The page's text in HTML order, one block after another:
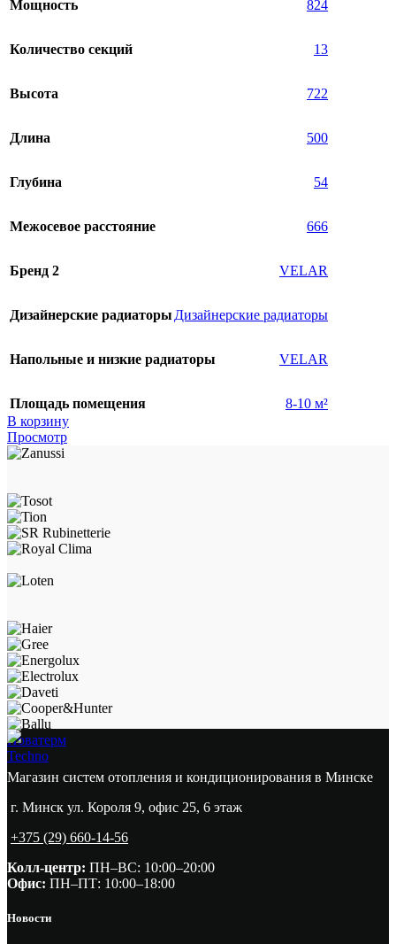
Мощность 824
Количество секций 13
Высота 722
Длина 500
Глубина 54
Межосевое расстояние 666
Бренд 2 VELAR
Дизайнерские радиаторы Дизайнерские радиаторы
Напольные и низкие радиаторы VELAR
Площадь помещения
8-10 м²
В корзину
Просмотр
Новатерм
Techno
Магазин систем отопления и кондиционирования в Минске
г. Минск ул. Короля 9, офис 25, 6 этаж
+375 (29) 660-14-56
Колл-центр: ПН–ВС: 10:00–20:00​
Офис: ПН–ПТ: 10:00–18:00
Новости